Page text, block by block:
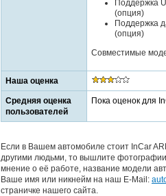
Поддержка
(опция)
Поддержка
(опция)
Совместимые
Наша оценка
Средняя оценка
пользователей
Пока оценок для
Если в Вашем автомобиле стоит InCar
другими людьми, то вышлите
мнение о её работе, название модели
Ваше имя или никнейм на наш E-Mail:
страничке нашего сайта.